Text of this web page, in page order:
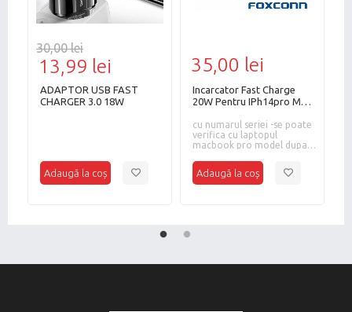
30,00 lei
13,99 lei
ADAPTOR USB FAST
CHARGER 3.0 18W
35,00 lei
Incarcator Fast Charge
20W Pentru IPh14pro Max
Max/12mini BULK
cu numarul seriei -se poate
verifica cu laptopul
macbook pro model dupa